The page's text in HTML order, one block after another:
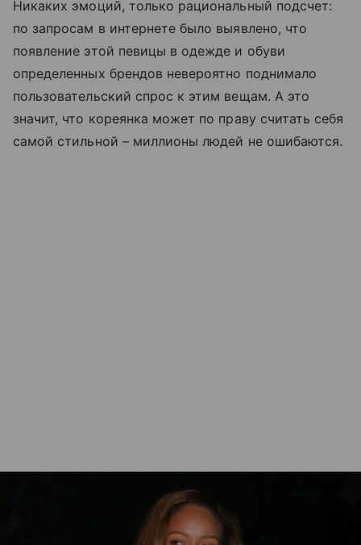
Никаких эмоций, только рациональный подсчет:
по запросам в интернете было выявлено, что
появление этой певицы в одежде и обуви
определенных брендов невероятно поднимало
пользовательский спрос к этим вещам. А это
значит, что кореянка может по праву считать себя
самой стильной – миллионы людей не ошибаются.